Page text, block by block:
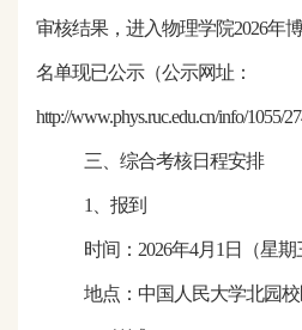
审核结果，进入物理学院2026年
名单现已公示（公示网址 ：
http://www.phys.ruc.edu.cn/info/1055/
三、综合考核日程安排
1、报到
时间： 2026年4月 1 日（星期
地点：中国人民大学北园校